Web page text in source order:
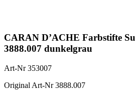
CARAN D’ACHE Farbstifte
3888.007 dunkelgrau
Art-Nr353007
Original Art-Nr3888.007